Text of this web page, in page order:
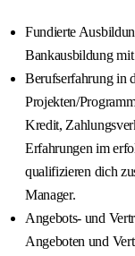
Fundierte
Bankausbildung
Berufserfahrung in
Projekten/
Kredit,
Erfahrungen im
qualifizieren dich
Manager.
Angebots- und
Angeboten und